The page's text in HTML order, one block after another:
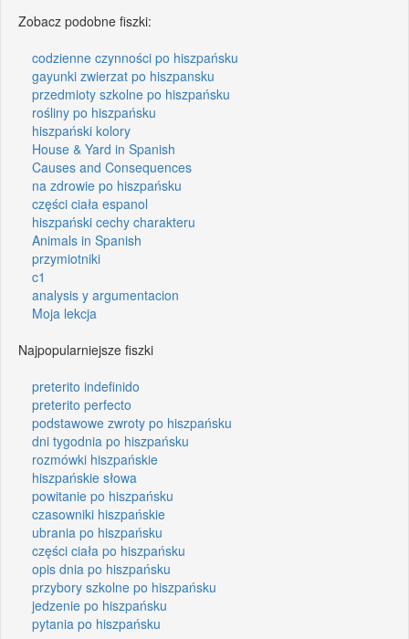
Zobacz podobne fiszki:
codzienne czynności po hiszpańsku
gayunki zwierzat po hiszpansku
przedmioty szkolne po hiszpańsku
rośliny po hiszpańsku
hiszpański kolory
House & Yard in Spanish
Causes and Consequences
na zdrowie po hiszpańsku
części ciała espanol
hiszpański cechy charakteru
Animals in Spanish
przymiotniki
c1
analysis y argumentacion
Moja lekcja
Najpopularniejsze fiszki
preterito indefinido
preterito perfecto
podstawowe zwroty po hiszpańsku
dni tygodnia po hiszpańsku
rozmówki hiszpańskie
hiszpańskie słowa
powitanie po hiszpańsku
czasowniki hiszpańskie
ubrania po hiszpańsku
części ciała po hiszpańsku
opis dnia po hiszpańsku
przybory szkolne po hiszpańsku
jedzenie po hiszpańsku
pytania po hiszpańsku